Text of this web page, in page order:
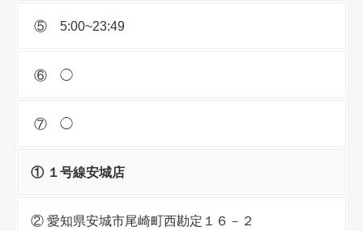
⑤ 5:00~23:49
⑥ ◯
⑦ ◯
① １号線安城店
② 愛知県安城市尾崎町西勘定１６－２